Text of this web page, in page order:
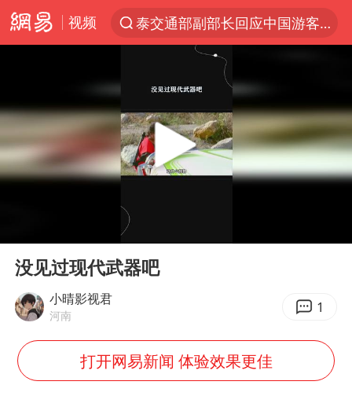
视频
夜幕落下 运动上场
台风白海豚环流面积近似13个浙江
Meta被判支付5.67亿美元
台风白海豚逼近 暴雨大暴雨来袭
中国稀土盘中涨停
21楼高空抛物嫌疑人被拘留
实探山东最热的“中国蔬菜之乡”
女子开一天一夜空调后二氧化碳中毒
Play
没见过现代武器吧
小晴影视君
河南 1
打开网易新闻 体验效果更佳